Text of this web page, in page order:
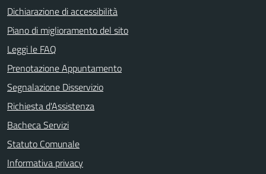
Dichiarazione di accessibilità
Piano di miglioramento del sito
Leggi le FAQ
Prenotazione Appuntamento
Segnalazione Disservizio
Richiesta d'Assistenza
Bacheca Servizi
Statuto Comunale
Informativa privacy